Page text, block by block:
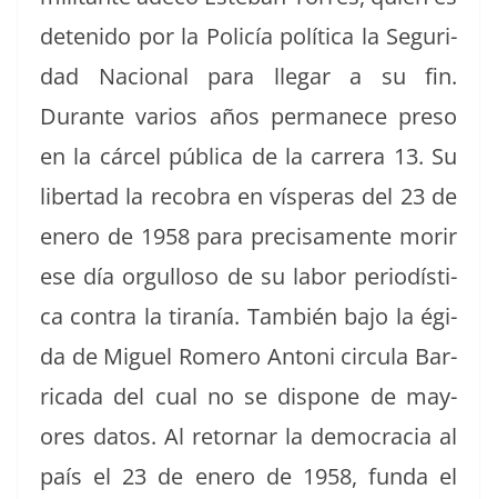
detenido por la Policía políti­ca la Seguri­
dad Nacional para lle­gar a su fin.
Durante var­ios años per­manece pre­so
en la cár­cel públi­ca de la car­rera 13. Su
lib­er­tad la reco­bra en vísperas del 23 de
enero de 1958 para pre­cisa­mente morir
ese día orgul­loso de su labor peri­odís­ti­
ca con­tra la tiranía. Tam­bién bajo la égi­
da de Miguel Romero Antoni cir­cu­la Bar­
ri­ca­da del cual no se dispone de may­
ores datos. Al retornar la democ­ra­cia al
país el 23 de enero de 1958, fun­da el